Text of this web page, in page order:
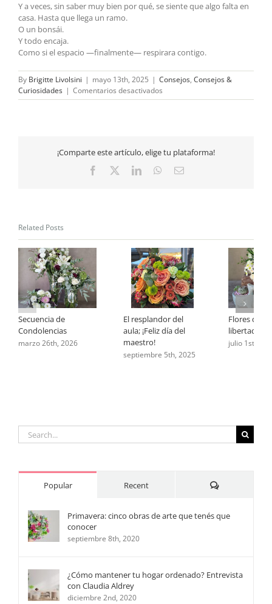
Y a veces, sin saber muy bien por qué, se siente que algo falta en
casa. Hasta que llega un ramo.
O un bonsái.
Y todo encaja.
Como si el espacio —finalmente— respirara contigo.
By Brigitte Livolsini | mayo 13th, 2025 | Consejos, Consejos &
Curiosidades | Comentarios desactivados
¿Por
con
flores?
¡Comparte este artículo, elige tu plataforma!
Facebook LinkedInWhatsApp
Email
Related Posts
Secuencia de
Condolencias
marzo 26th, 2026
El resplandor del
aula; ¡Feliz día del
maestro!
septiembre 5th, 2025
Flores que
libertad
julio 1st,
Search
for:
Popular Recent Comments
Primavera: cinco obras de arte que tenés que
conocer
septiembre 8th, 2020
¿Cómo mantener tu hogar ordenado? Entrevista
con Claudia Aldrey
diciembre 2nd, 2020